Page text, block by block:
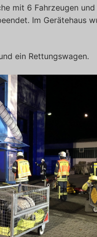
mit 6 Fahrzeugen
Im Gerätehaus
ein Rettungswagen.